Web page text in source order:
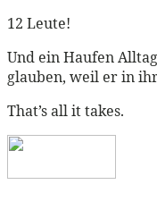
12 Leute!
Und ein Haufen
glauben, weil er in
That’s all it takes.